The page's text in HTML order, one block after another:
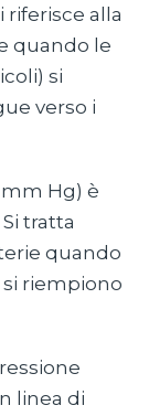
riferisce alla
quando le
si
verso i
Hg) è
Si tratta
quando
si riempiono
linea di